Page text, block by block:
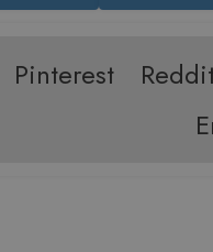
Pinterest